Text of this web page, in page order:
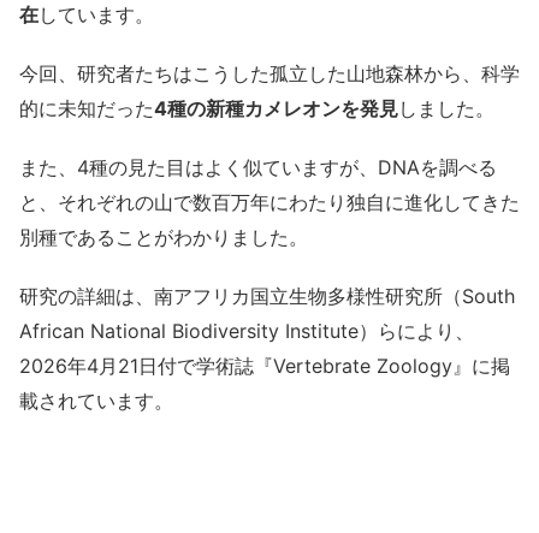
在しています。
今回、研究者たちはこうした孤立した山地森林から、科学
的に未知だった4種の新種カメレオンを発見しました。
また、4種の見た目はよく似ていますが、DNAを調べる
と、それぞれの山で数百万年にわたり独自に進化してきた
別種であることがわかりました。
研究の詳細は、南アフリカ国立生物多様性研究所（South
African National Biodiversity Institute）らにより、
2026年4月21日付で学術誌『Vertebrate Zoology』に掲
載されています。